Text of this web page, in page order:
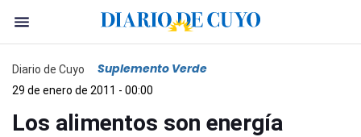
Diario de Cuyo Suplemento Verde
29 de enero de 2011 - 00:00
Los alimentos son energía